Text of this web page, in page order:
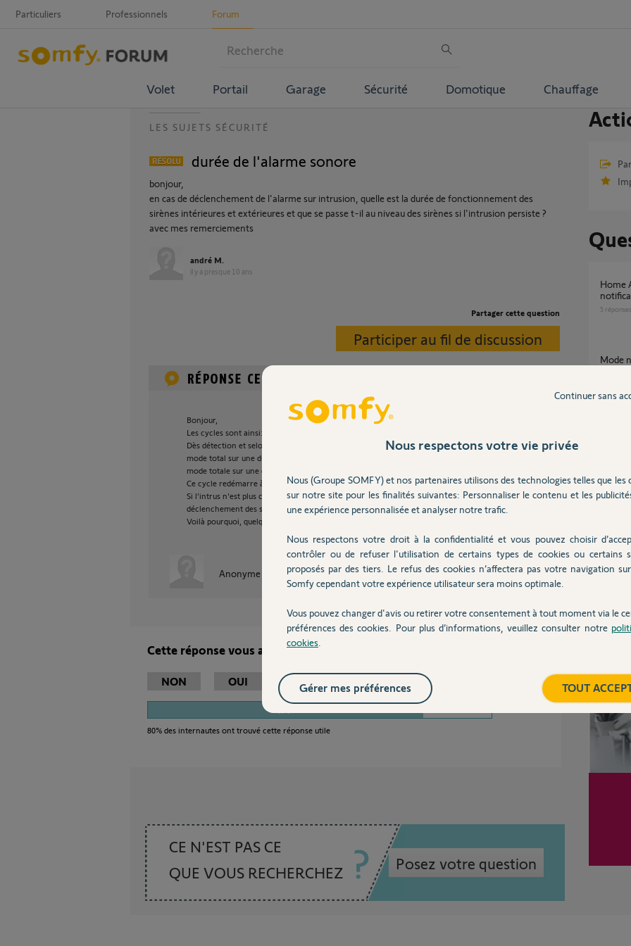
Particuliers Professionnels Forum
Volet Portail Garage Sécurité Domotique Chauffage
LES SUJETS SÉCURITÉ
durée de l'alarme sonore
bonjour,
en cas de déclenchement de l'alarme sur intrusion, quelle est la durée de fonctionnement des
sirènes intérieures et extérieures et que se passe t-il au niveau des sirènes si l'intrusion persiste ?
avec mes remerciements
andré M.
il y a presque 10 ans
Partager cette question
Participer au fil de discussion
Bonjour,
Les cycles sont ainsi:
Dès détection et selon le détecteur qui envoie l'info: Sirène inter en mode atténué 10s puis
mode total sur une durée totale de 2mn. Sirène exter: Flash puis mode atténué 10s puis
mode totale sur une durée totale de 2mn.
Ce cycle redémarre à chaque nouvelle détection.
Si l’intrus n'est plus capté, pas de déclenchement de sirène, si l’intrus est à nouveau capté,
déclenchement des sirènes.
Voilà pourquoi, quelques D.M dans l'habitat sont conseillés.
Anonyme il y a presque 10 ans
Cette réponse vous a-t-elle aidé ?
NON OUI
80% des internautes ont trouvé cette réponse utile
CE N'EST PAS CE
QUE VOUS RECHERCHEZ
Posez votre question
Home Alarm Advanced - Pré alarme sans
5 réponses
route
réponse
Nous respectons votre vie privée
Nous (Groupe SOMFY) et nos partenaires utilisons des technologies telles que les
sur notre site pour les finalités suivantes: Personnaliser le contenu et les
une expérience personnalisée et analyser notre trafic.
Nous respectons votre droit à la confidentialité et vous pouvez choisir
contrôler ou de refuser l'utilisation de certains types de cookies ou certains
proposés par des tiers. Le refus des cookies n’affectera pas votre navigation
Somfy cependant votre expérience utilisateur sera moins optimale.
Vous pouvez changer d'avis ou retirer votre consentement à tout moment via le
préférences des cookies. Pour plus d’informations, veuillez consulter notre
cookies
Continuer sans
TOUT
Gérer mes préférences